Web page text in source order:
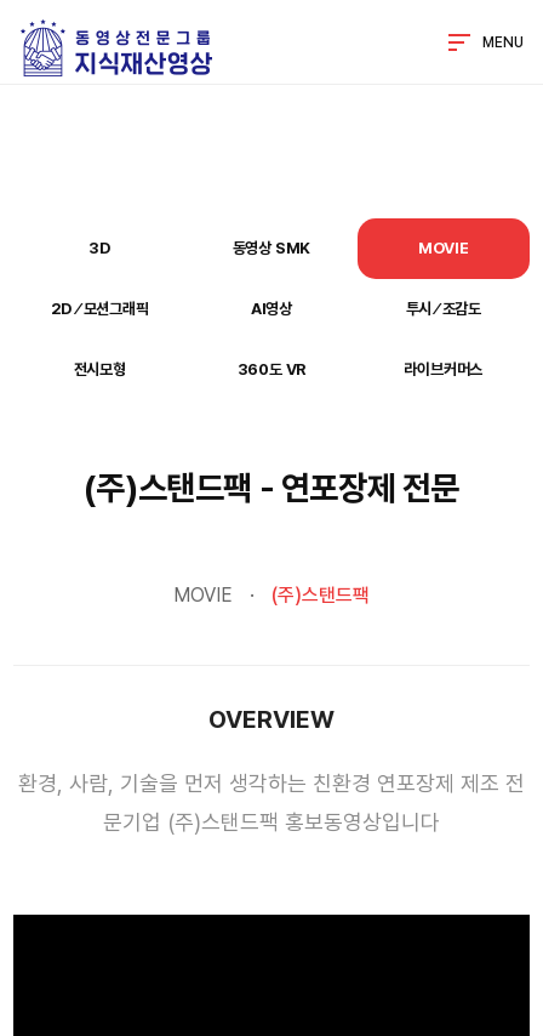
MENU
3D 동영상 SMK MOVIE
2D ⁄ 모션그래픽 AI영상 투시 ⁄ 조감도
전시모형 360도 VR 라이브커머스
(주)스탠드팩 - 연포장제 전문
MOVIE (주)스탠드팩
OVERVIEW
환경, 사람, 기술을 먼저 생각하는 친환경 연포장제 제조 전
문기업 (주)스탠드팩 홍보동영상입니다